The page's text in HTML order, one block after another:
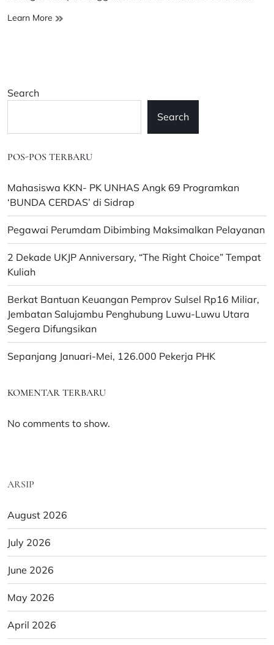
Learn More Rektor
Sarjana,
Qana’ah
Pilihan
Generasi
Milenial
Search
Search
POS-POS TERBARU
Mahasiswa KKN- PK UNHAS Angk 69 Programkan
‘BUNDA CERDAS’ di Sidrap
Pegawai Perumdam Dibimbing Maksimalkan Pelayanan
2 Dekade UKJP Anniversary, “The Right Choice” Tempat
Kuliah
Berkat Bantuan Keuangan Pemprov Sulsel Rp16 Miliar,
Jembatan Salujambu Penghubung Luwu-Luwu Utara
Segera Difungsikan
Sepanjang Januari-Mei, 126.000 Pekerja PHK
KOMENTAR TERBARU
No comments to show.
ARSIP
August 2026
July 2026
June 2026
May 2026
April 2026